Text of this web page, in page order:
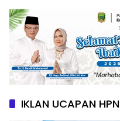
IKLAN UCAPAN HPN